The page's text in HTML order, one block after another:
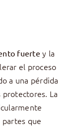
fuerte y la
el proceso
a una pérdida
protectores. La
partes que